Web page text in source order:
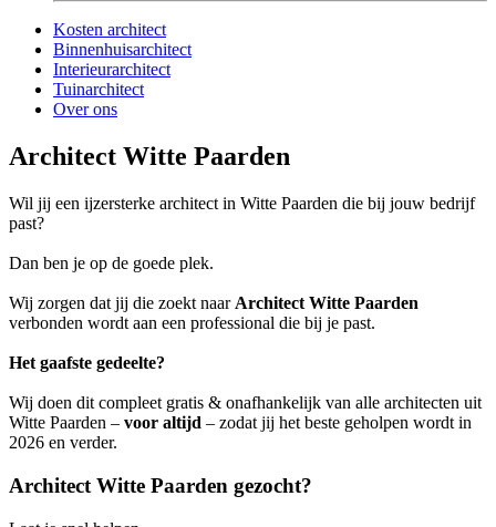
Kosten architect
Binnenhuisarchitect
Interieurarchitect
Tuinarchitect
Over ons
Architect Witte Paarden
Wil jij een ijzersterke architect in Witte Paarden die bij jouw bedrijf
past?
Dan ben je op de goede plek.
Wij zorgen dat jij die zoekt naar Architect Witte Paarden
verbonden wordt aan een professional die bij je past.
Het gaafste gedeelte?
Wij doen dit compleet gratis & onafhankelijk van alle architecten uit
Witte Paarden – voor altijd – zodat jij het beste geholpen wordt in
2026 en verder.
Architect Witte Paarden gezocht?